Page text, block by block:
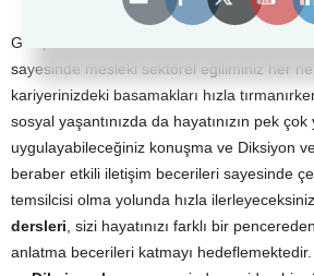
Gazipaşa Diksiyon ve Etkili İletişi Kursu ve
sayesinde mesleki sektörel eğiliminiz her
kariyerinizdeki basamakları hızla
sosyal yaşantınızda da hayatınızın pek
uygulayabileceğiniz konuşma ve Diksiyon
beraber etkili iletişim becerileri sayesinde
temsilcisi olma yolunda hızla ilerleyeceksiniz.
dersleri , sizi hayatınızı farklı bir
anlatma becerileri katmayı hedeflemektedir.